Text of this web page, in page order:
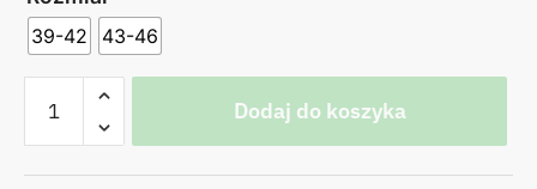
39-42 43-46
Skarpetki
ciemne
-
Dodaj do koszyka